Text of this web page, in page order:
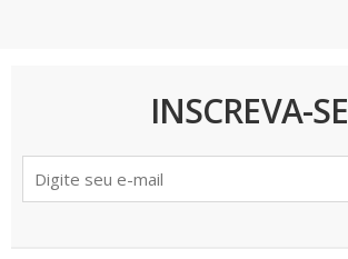
INSCREVA-SE